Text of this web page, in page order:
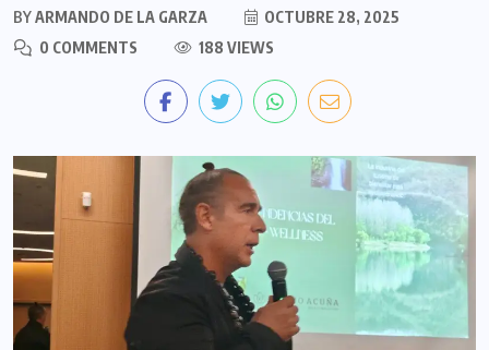
BYARMANDO DE LA GARZA
OCTUBRE 28, 2025
0 COMMENTS
188 VIEWS